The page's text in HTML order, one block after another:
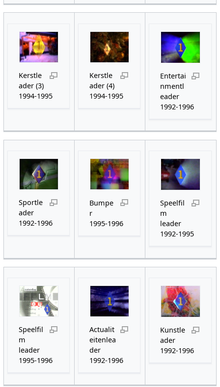
Kerstle
ader (3)
1994-1995
Kerstle
ader (4)
1994-1995
Entertai
nmentl
eader
1992-1996
Sportle
ader
1992-1996
Bumpe
r
1995-1996
Speelfil
m
leader
1992-1995
Speelfil
m
leader
1995-1996
Actualit
eitenlea
der
1992-1996
Kunstle
ader
1992-1996